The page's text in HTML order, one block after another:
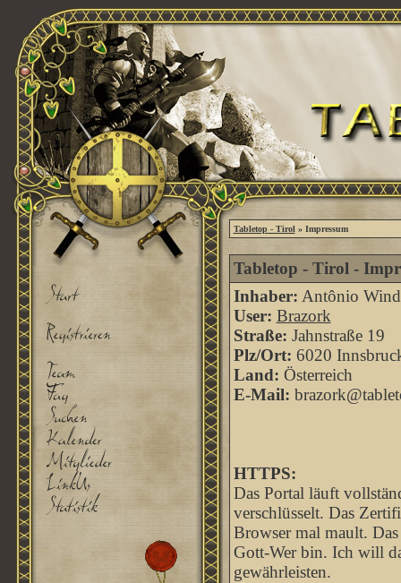
Tabletop - Tirol » Impressum
Tabletop - Tirol -
Inhaber: Antônio
User: Brazork
Straße: Jahnstraße 19
Plz/Ort: 6020
Land: Österreich
E-Mail:
HTTPS:
Das Portal läuft
verschlüsselt. Das
Browser mal mault.
Gott-Wer bin. Ich will
gewährleisten.